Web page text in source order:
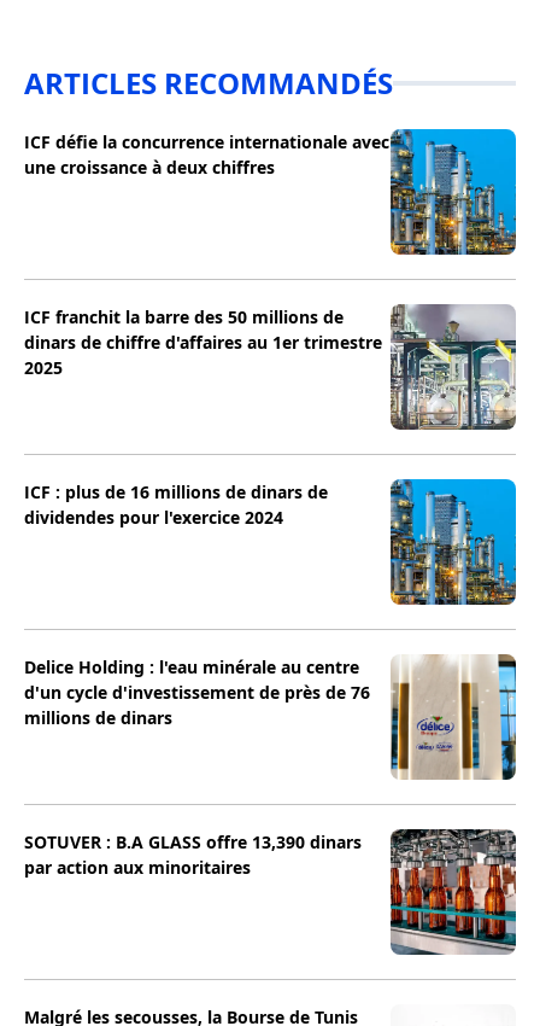
ARTICLES RECOMMANDÉS
ICF défie la concurrence internationale avec
une croissance à deux chiffres
ICF franchit la barre des 50 millions de
dinars de chiffre d'affaires au 1er trimestre
2025
ICF : plus de 16 millions de dinars de
dividendes pour l'exercice 2024
Delice Holding : l'eau minérale au centre
d'un cycle d'investissement de près de 76
millions de dinars
SOTUVER : B.A GLASS offre 13,390 dinars
par action aux minoritaires
Malgré les secousses, la Bourse de Tunis